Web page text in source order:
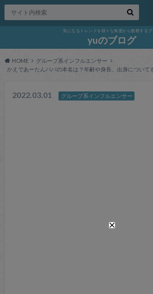
気になるトレンドを様々な角度から観察するブ
yuのブログ
HOME
グループ系インフルエンサー
かえであーたんパパの本名は？年齢や身長、出身について
2022.03.01 グループ系インフルエンサー